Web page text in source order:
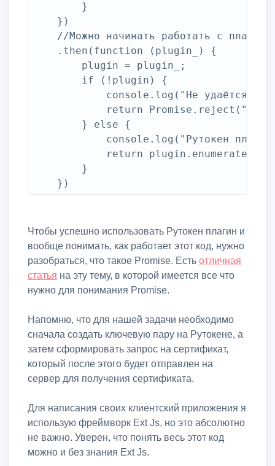
        }
    })
//Можно начинать работать с
    .then(function (plugin_) {
        plugin = plugin_;
        if (!plugin) {
console.log("Не удаётся
return Promise.reject("Не
        } else {
console.log("Рутокен
return
        }
Чтобы успешно использовать Рутокен плагин и
вообще понимать, как работает этот код, нужно
разобраться, что такое Promise. Есть отличная
статья на эту тему, в которой имеется все что
нужно для понимания Promise.
Напомню, что для нашей задачи необходимо
сначала создать ключевую пару на Рутокене, а
затем сформировать запрос на сертификат,
который после этого будет отправлен на
сервер для получения сертификата.
Для написания своих клиентский приложения я
использую фреймворк Ext Js, но это абсолютно
не важно. Уверен, что понять весь этот код
можно и без знания Ext Js.